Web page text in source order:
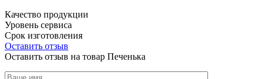
Качество продукции
Уровень сервиса
Срок изготовления
Оставить отзыв
Оставить отзыв на товар Печенька